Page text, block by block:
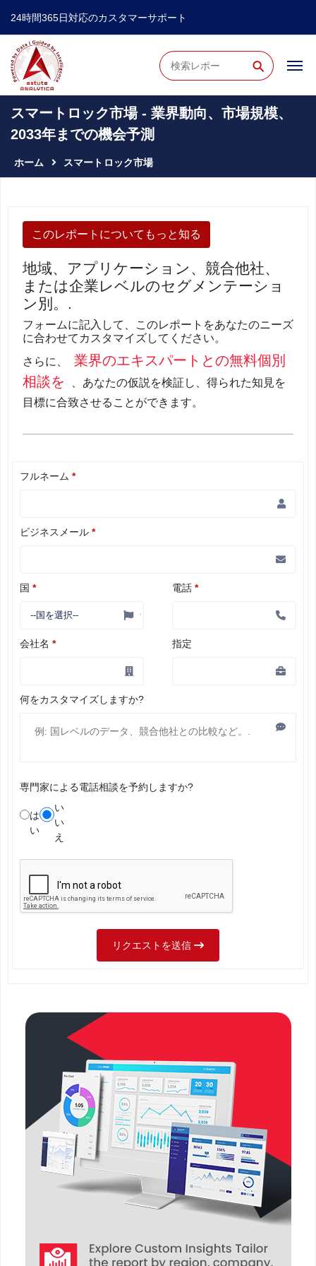
24時間365日対応のカスタマーサポート
⚲
スマートロック市場 - 業界動向、市場規模、
2033年までの機会予測
ホーム スマートロック市場
このレポートについてもっと知る
地域、アプリケーション、競合他社、
または企業レベルのセグメンテーショ
ン別。.
フォームに記入して、このレポートをあなたのニーズ
に合わせてカスタマイズしてください。
さらに、
業界のエキスパートとの無料個別
相談を
、あなたの仮説を検証し、得られた知見を
目標に合致させることができます。
フルネーム *
ビジネスメール *
国 * 電話 *
会社名 * 指定
何をカスタマイズしますか?
専門家による電話相談を予約しますか?
は
い
い
い
え
リクエストを送信